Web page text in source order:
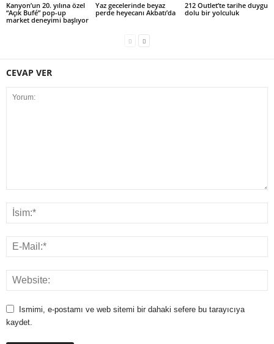
Kanyon’un 20. yılına özel
“Açık Bufé” pop-up
market deneyimi başlıyor
Yaz gecelerinde beyaz
perde heyecanı Akbatı’da
212 Outlet’te tarihe duygu
dolu bir yolculuk
CEVAP VER
Ismimi, e-postamı ve web sitemi bir dahaki sefere bu tarayıcıya
kaydet.